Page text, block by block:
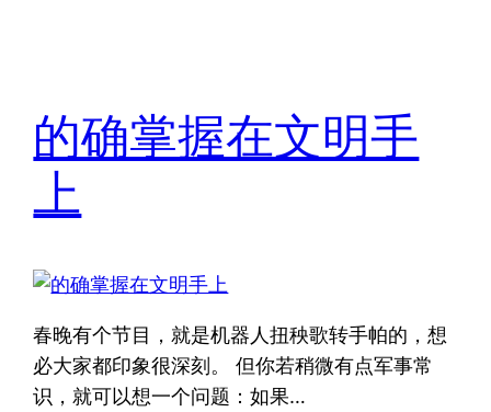
的确掌握在文明手
上
春晚有个节目，就是机器人扭秧歌转手帕的，想
必大家都印象很深刻。 但你若稍微有点军事常
识，就可以想一个问题：如果…